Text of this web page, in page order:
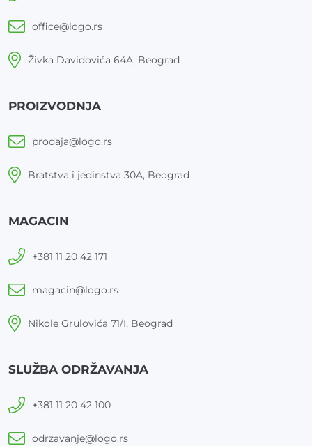
office@logo.rs
Živka Davidovića 64A, Beograd
PROIZVODNJA
prodaja@logo.rs
Bratstva i jedinstva 30A, Beograd
MAGACIN
+381 11 20 42 171
magacin@logo.rs
Nikole Grulovića 71/I, Beograd
SLUŽBA ODRŽAVANJA
+381 11 20 42 100
odrzavanje@logo.rs